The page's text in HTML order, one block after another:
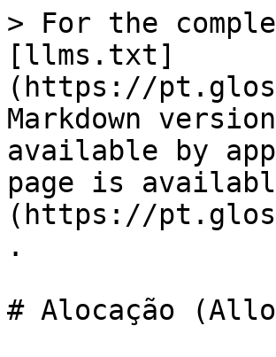
> For the
[llms.txt]
(https://
Markdown
available by
page is
(https://
.
# Alocação